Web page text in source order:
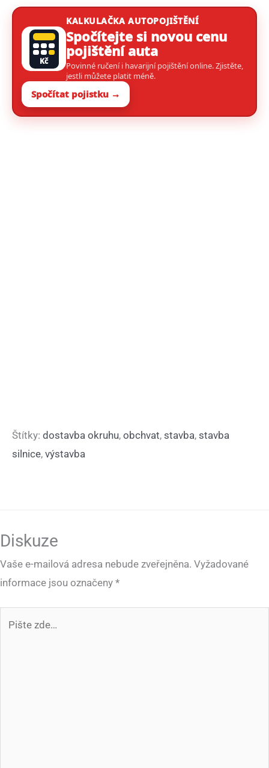
Kč
KALKULAČKA AUTOPOJIŠTĚNÍ
Spočítejte si novou cenu
pojištění auta
Povinné ručení i havarijní pojištění online. Zjistěte,
jestli můžete platit méně.
Spočítat pojistku →
Štítky: dostavba okruhu, obchvat, stavba, stavba
silnice, výstavba
Diskuze
Vaše e-mailová adresa nebude zveřejněna. Vyžadované
informace jsou označeny *